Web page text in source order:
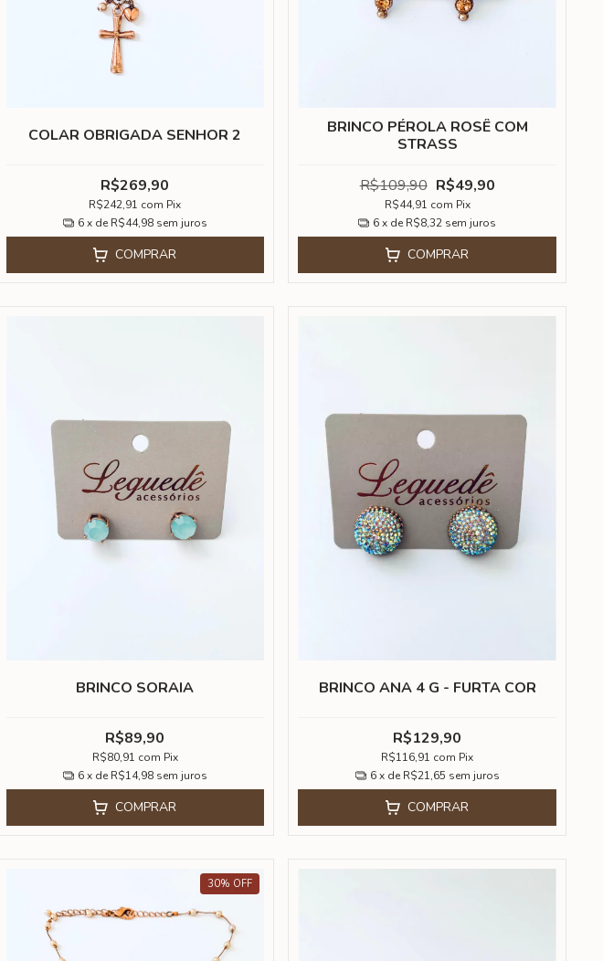
COLAR OBRIGADA SENHOR 2
R$269,90
R$242,91 com Pix
6x de R$44,98 sem juros
COMPRAR
BRINCO PÉROLA ROSÊ COM
STRASS
R$109,90 R$49,90
R$44,91 com Pix
6x de R$8,32 sem juros
COMPRAR
BRINCO SORAIA
R$89,90
R$80,91 com Pix
6x de R$14,98 sem juros
COMPRAR
BRINCO ANA 4 G - FURTA COR
R$129,90
R$116,91 com Pix
6 x de R$21,65 sem juros
COMPRAR
30% OFF